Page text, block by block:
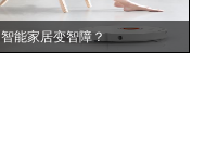
智能家居变智障？